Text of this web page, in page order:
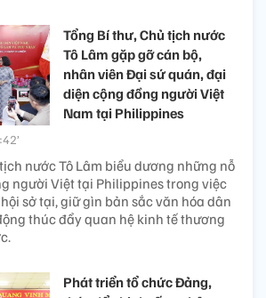
Tổng Bí thư, Chủ tịch nước
Tô Lâm gặp gỡ cán bộ,
nhân viên Đại sứ quán, đại
diện cộng đồng người Việt
Nam tại Philippines
nước Tô Lâm biểu dương những nỗ
người Việt tại Philippines trong việc
sở tại, giữ gìn bản sắc văn hóa dân
thúc đẩy quan hệ kinh tế thương
Phát triển tổ chức Đảng,